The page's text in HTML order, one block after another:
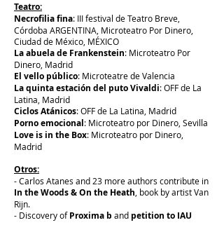
Teatro:
Necrofilia fina: III festival de Teatro Breve,
Córdoba ARGENTINA, Microteatro Por Dinero,
Ciudad de México, MÉXICO
La abuela de Frankenstein: Microteatro Por
Dinero, Madrid
El vello público: Microteatre de Valencia
La quinta estación del puto Vivaldi: OFF de La
Latina, Madrid
Ciclos Atánicos: OFF de La Latina, Madrid
Porno emocional: Microteatro por Dinero, Sevilla
Love is in the Box: Microteatro por Dinero,
Madrid
Otros:
- Carlos Atanes and 23 more authors contribute in
In the Woods & On the Heath , book by artist Van
Rijn.
- Discovery ofProxima b and petition to IAU